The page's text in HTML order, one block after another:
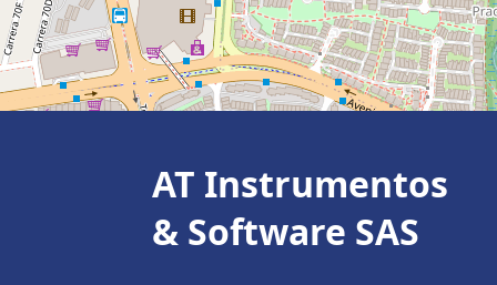
AT Instrumentos
& Software SAS